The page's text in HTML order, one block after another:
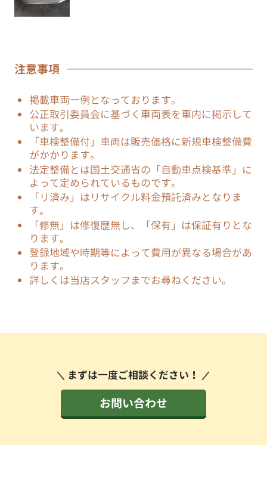
注意事項
掲載車両一例となっております。
公正取引委員会に基づく車両表を車内に掲示して
います。
「車検整備付」車両は販売価格に新規車検整備費
がかかります。
法定整備とは国土交通省の「自動車点検基準」に
よって定められているものです。
「リ済み」はリサイクル料金預託済みとなりま
す。
「修無」は修復歴無し、「保有」は保証有りとな
ります。
登録地域や時期等によって費用が異なる場合があ
ります。
詳しくは当店スタッフまでお尋ねください。
まずは一度ご相談ください！
お問い合わせ